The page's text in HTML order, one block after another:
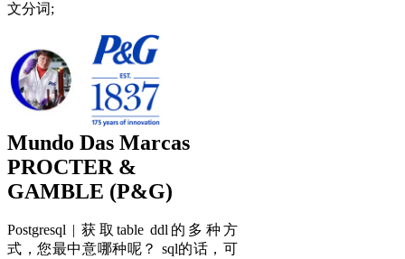
文分词;
Mundo Das Marcas
PROCTER &
GAMBLE (P&G)
Postgresql | 获取table ddl的多种方
式，您最中意哪种呢？ sql的话，可